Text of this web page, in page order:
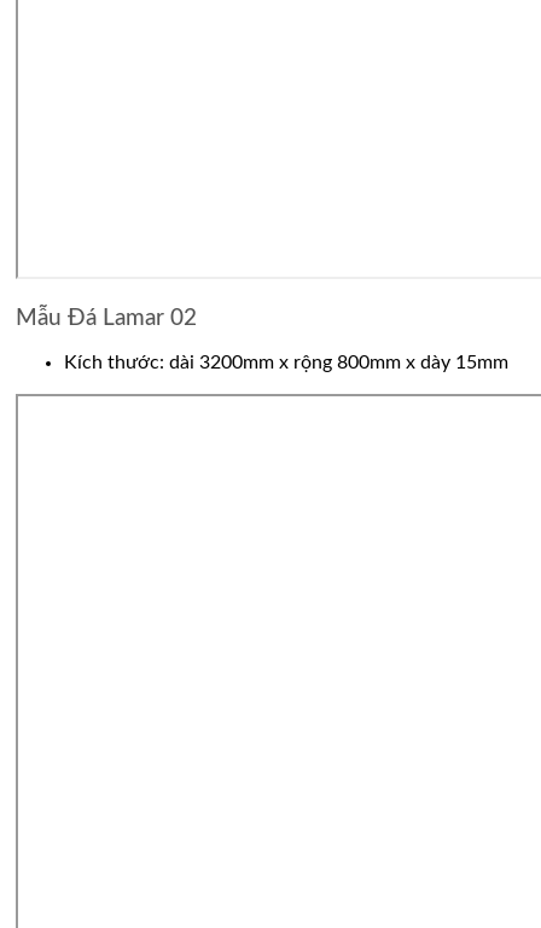
Mẫu Đá Lamar 02
Kích thước: dài 3200mm x rộng 800mm x dày 15mm